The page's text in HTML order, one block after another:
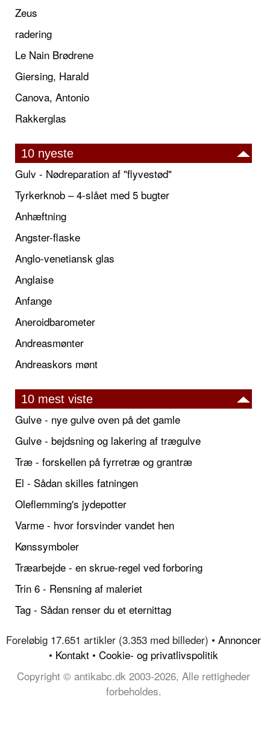
Zeus
radering
Le Nain Brødrene
Giersing, Harald
Canova, Antonio
Rakkerglas
10 nyeste
Gulv - Nødreparation af "flyvestød"
Tyrkerknob – 4-slået med 5 bugter
Anhæftning
Angster-flaske
Anglo-venetiansk glas
Anglaise
Anfange
Aneroidbarometer
Andreasmønter
Andreaskors mønt
10 mest viste
Gulve - nye gulve oven på det gamle
Gulve - bejdsning og lakering af trægulve
Træ - forskellen på fyrretræ og grantræ
El - Sådan skilles fatningen
Oleflemming's jydepotter
Varme - hvor forsvinder vandet hen
Kønssymboler
Træarbejde - en skrue-regel ved forboring
Trin 6 - Rensning af maleriet
Tag - Sådan renser du et eternittag
Foreløbig 17.651 artikler (3.353 med billeder) • Annoncer
• Kontakt • Cookie- og privatlivspolitik
Copyright © antikabc.dk 2003-2026, Alle rettigheder
forbeholdes.